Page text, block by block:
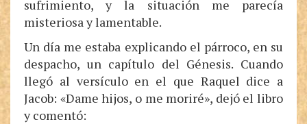
sufrimiento, y la situación me parecía
misteriosa y lamentable.
Un día me estaba explicando el párroco, en su
despacho, un capítulo del Génesis. Cuando
llegó al versículo en el que Raquel dice a
Jacob: «Dame hijos, o me moriré», dejó el libro
y comentó: